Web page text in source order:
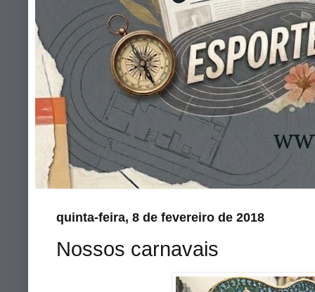
quinta-feira, 8 de fevereiro de 2018
Nossos carnavais